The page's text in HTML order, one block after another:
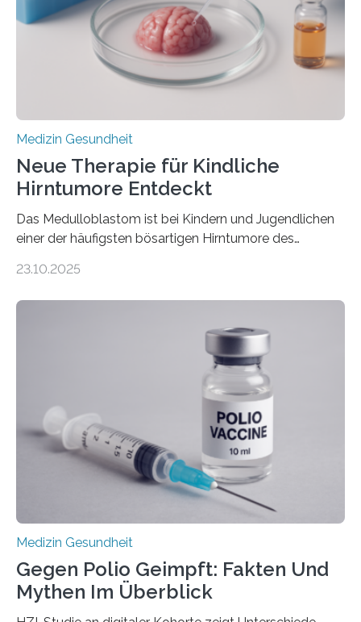
hypertrophe Kardiomyopathie (HCM) ist die häufigste
erblich bedingte Herzerkrankung. Sie führt dazu, dass
sich die linke Herzkammer verdickt, der Herzmuskel zu
stark kontrahiert…
Medizin Gesundheit
Neue Therapie für Kindliche
Hirntumore Entdeckt
Das Medulloblastom ist bei Kindern und Jugendlichen
einer der häufigsten bösartigen Hirntumore des
Betroffenen können mit heutigen Methoden geheilt
Dringend benötigt werden zielgerichtete Therapien, die
nur Tumorschwachstellen angreifen und normales
Gewebe verschonen. Forschende um Daniel Merk vom
Hertie-Institut für klinische Hirnforschung am
Universitätsklinikum Tübingen haben eine solche
Schwachstelle im Erbgut einer Untergruppe des
Medulloblastoms gefunden. Die Wilhelm Sander-
Stiftung unterstützte das Projekt…
23.10.2025
Medizin Gesundheit
Gegen Polio Geimpft: Fakten Und
Mythen Im Überblick